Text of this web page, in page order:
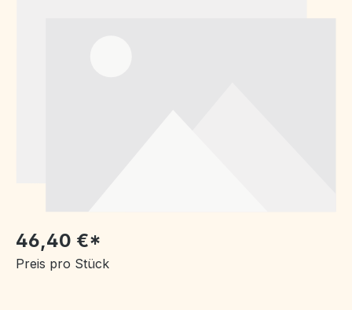
46,40 €*
Preis pro Stück